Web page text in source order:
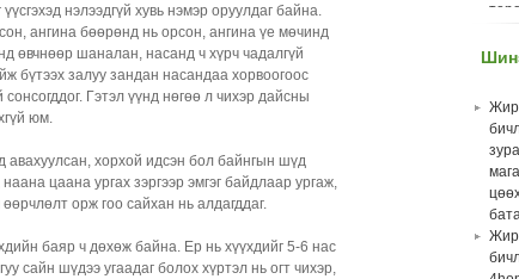
нэлээдгүй хувь нэмэр оруулдаг байна.
ангина бөөрөнд нь орсон, ангина үе мөчинд
өвчнөөр шаналан, насанд ч хүрч чадалгүй
бүтээх залуу зандан насандаа хорвоогоос
Гэтэл үүнд нөгөө л чихэр дайсны
юм.
авахуулсан, хорхой идсэн бол байнгын шүд
цаана ургах зэргээр эмгэг байдлаар ургаж,
орж гоо сайхан нь алдагддаг.
баяр ч дөхөж байна. Ер нь хүүхдийг 5-6 нас
сайн шүдээ угаадаг болох хүртэл нь огт чихэр,